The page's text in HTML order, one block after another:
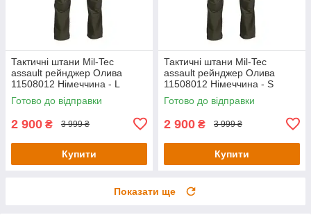
Тактичні штани Mil-Tec
assault рейнджер Олива
11508012 Німеччина - L
Готово до відправки
2 900 ₴ 3 999 ₴
Купити
Тактичні штани Mil-Tec
assault рейнджер Олива
11508012 Німеччина - S
Готово до відправки
2 900 ₴ 3 999 ₴
Купити
Показати ще